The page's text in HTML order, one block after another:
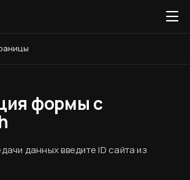
формы с
данных введите ID сайта из